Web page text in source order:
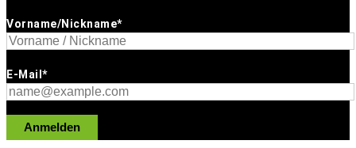
Vorname/Nickname*
E-Mail*
Anmelden